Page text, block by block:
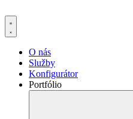
na
obsah
O nás
Služby
Konfigurátor
Portfólio